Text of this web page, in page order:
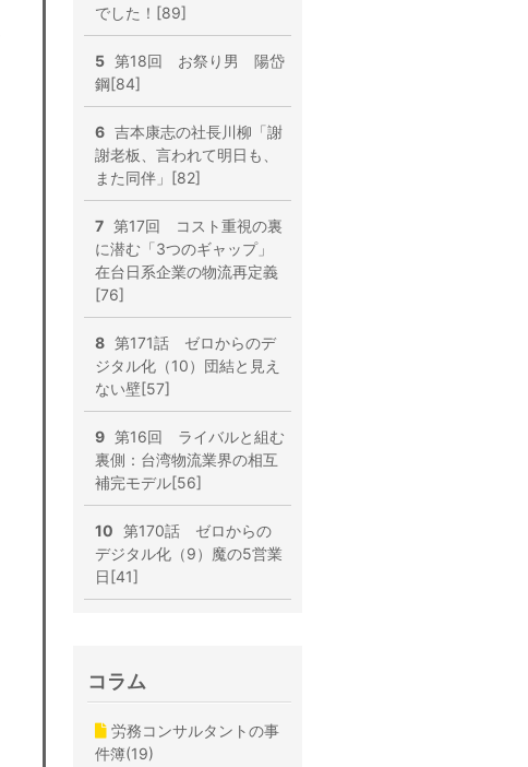
でした！[89]
5 第18回 お祭り男 陽岱
鋼[84]
6 吉本康志の社長川柳「謝
謝老板、言われて明日も、
また同伴」[82]
7 第17回 コスト重視の裏
に潜む「3つのギャップ」
在台日系企業の物流再定義
[76]
8 第171話 ゼロからのデ
ジタル化（10）団結と見え
ない壁[57]
9 第16回 ライバルと組む
裏側：台湾物流業界の相互
補完モデル[56]
10 第170話 ゼロからの
デジタル化（9）魔の5営業
日[41]
コラム
労務コンサルタントの事
件簿(19)